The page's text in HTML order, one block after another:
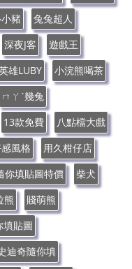
豬
兔兔超人
深夜J客
遊戲王
雄LUBY
小浣熊喝茶
ㄇㄚˊ幾兔
13款免費
八點檔大戲
風格
用久柑仔店
你填貼圖特價
柴犬
熊
賤萌熊
填貼圖
迪奇隨你填